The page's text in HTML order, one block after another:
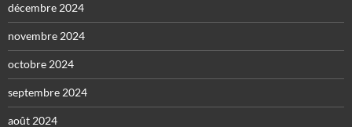
décembre 2024
novembre 2024
octobre 2024
septembre 2024
août 2024